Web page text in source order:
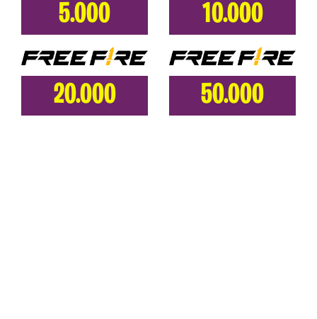
5.000 10.000
20.000 50.000